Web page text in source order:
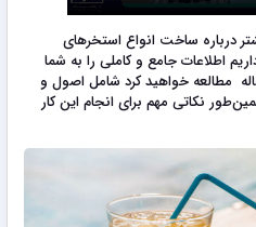
درباره ساخت انواع استخرهای
اطلاعات جامع و کاملی را به شما
مطالعه خواهید کرد شامل اصول و
نکاتی مهم برای انجام این کار